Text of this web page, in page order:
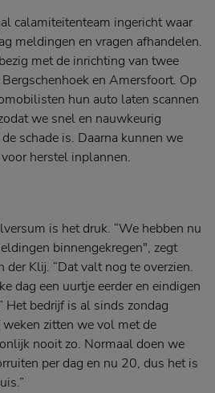
calamiteitenteam ingericht waar
meldingen en vragen afhandelen.
met de inrichting van twee
en Amersfoort. Op
hun auto laten scannen
we snel en nauwkeurig
schade is. Daarna kunnen we
herstel inplannen.
is het druk. “We hebben nu
binnengekregen", zegt
Klij. “Dat valt nog te overzien.
dag een uurtje eerder en eindigen
Het bedrijf is al sinds zondag
weken zitten we vol met de
nooit zo. Normaal doen we
per dag en nu 20, dus het is